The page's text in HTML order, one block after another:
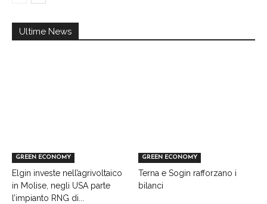
Ultime News
GREEN ECONOMY
Elgin investe nell’agrivoltaico
in Molise, negli USA parte
l’impianto RNG di...
GREEN ECONOMY
Terna e Sogin rafforzano i
bilanci